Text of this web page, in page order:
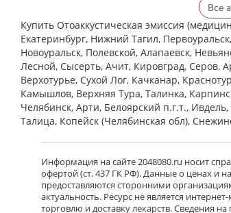
Все
Купить Отоаккустическая эмиссия
Екатеринбург, Нижний Тагил,
Новоуральск, Полевской, Алапаевск,
Лесной, Сысерть, Ачит, Кировград, Серов,
Верхотурье, Сухой Лог, Качканар,
Камышлов, Верхняя Тура, Талинка,
Челябинск, Арти, Белоярский п.г.т.,
Талица, Копейск (Челябинская обл),
Информация на сайте 2048080.ru носит
офертой (ст. 437 ГК РФ). Данные о ценах и
предоставляются сторонними
актуальность. Ресурс не является
торговлю и доставку лекарств. Сведения